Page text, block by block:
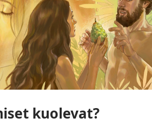
kuolevat?